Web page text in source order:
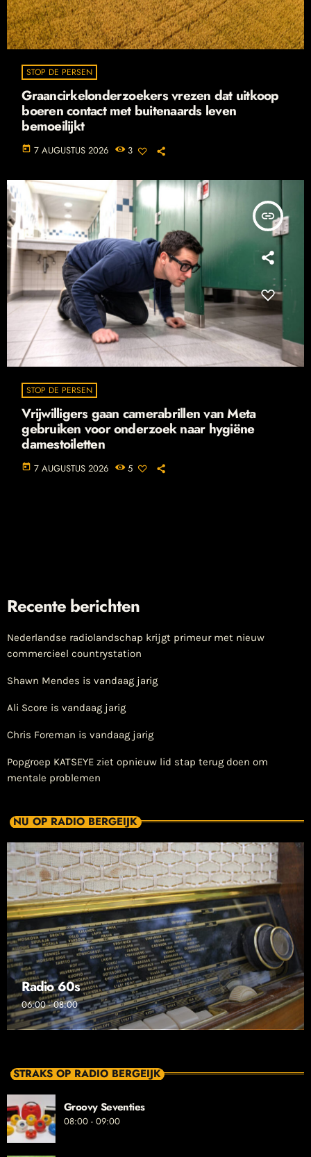
STOP DE PERSEN
Graancirkelonderzoekers vrezen dat uitkoop
boeren contact met buitenaards leven
bemoeilijkt
today 7 AUGUSTUS 2026 3
insert_link
STOP DE PERSEN
Vrijwilligers gaan camerabrillen van Meta
gebruiken voor onderzoek naar hygiëne
damestoiletten
today 7 AUGUSTUS 2026 5
Recente berichten
Nederlandse radiolandschap krijgt primeur met nieuw
commercieel countrystation
Shawn Mendes is vandaag jarig
Ali Score is vandaag jarig
Chris Foreman is vandaag jarig
Popgroep KATSEYE ziet opnieuw lid stap terug doen om
mentale problemen
NU OP RADIO BERGEIJK
Radio 60s
06:00 - 08:00
STRAKS OP RADIO BERGEIJK
Groovy Seventies
08:00 - 09:00